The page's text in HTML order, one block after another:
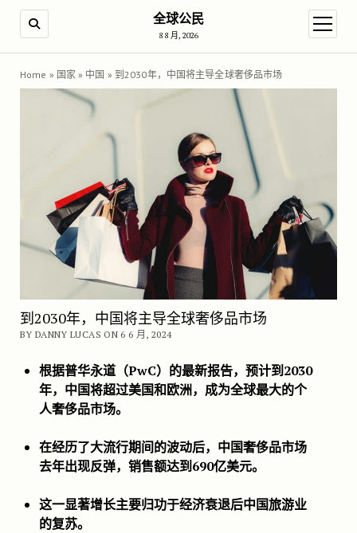
全球公民
8 8 月, 2026
open
Home » 国家 » 中国 » 到2030年，中国将主导全球奢侈品市场
到2030年，中国将主导全球奢侈品市场
BY DANNY LUCAS ON 6 6 月, 2024
根据普华永道（PwC）的最新报告，预计到2030
年，中国将超过美国和欧洲，成为全球最大的个
人奢侈品市场。
在经历了大流行期间的波动后，中国奢侈品市场
去年出现反弹，销售额达到690亿美元。
这一显著增长主要归功于经济衰退后中国旅游业
的复苏。